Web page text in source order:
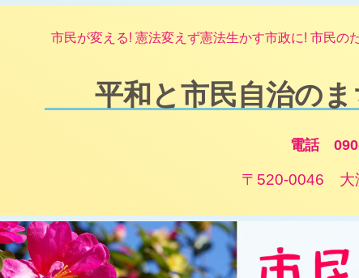
平和と市民自治の
市民が変える! 憲法変えず憲法生かす市政に! 市民
電話
〒520-0046 大